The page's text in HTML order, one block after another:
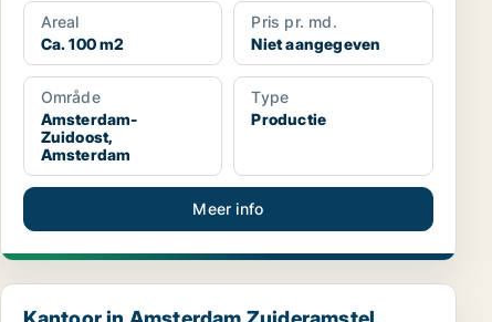
Areal
Ca. 100 m2
Pris pr. md.
Niet aangegeven
Område
Amsterdam-
Zuidoost,
Amsterdam
Type
Productie
Meer info
Kantoor in Amsterdam Zuideramstel, Amsterdam